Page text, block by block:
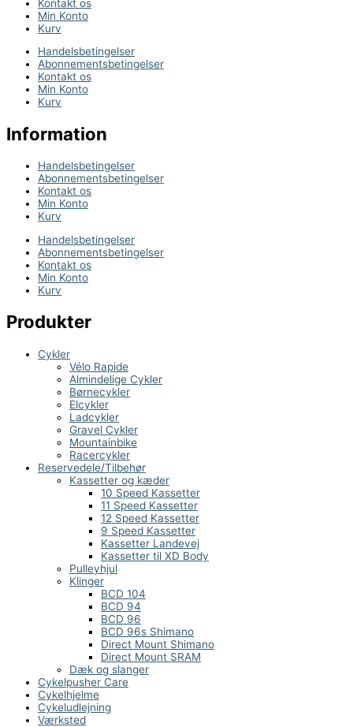
Kontakt os
Min Konto
Kurv
Handelsbetingelser
Abonnementsbetingelser
Kontakt os
Min Konto
Kurv
Information
Handelsbetingelser
Abonnementsbetingelser
Kontakt os
Min Konto
Kurv
Handelsbetingelser
Abonnementsbetingelser
Kontakt os
Min Konto
Kurv
Produkter
Cykler
Vélo Rapide
Almindelige Cykler
Børnecykler
Elcykler
Ladcykler
Gravel Cykler
Mountainbike
Racercykler
Reservedele/Tilbehør
Kassetter og kæder
10 Speed Kassetter
11 Speed Kassetter
12 Speed Kassetter
9 Speed Kassetter
Kassetter Landevej
Kassetter til XD Body
Pulleyhjul
Klinger
BCD 104
BCD 94
BCD 96
BCD 96s Shimano
Direct Mount Shimano
Direct Mount SRAM
Dæk og slanger
Cykelpusher Care
Cykelhjelme
Cykeludlejning
Værksted